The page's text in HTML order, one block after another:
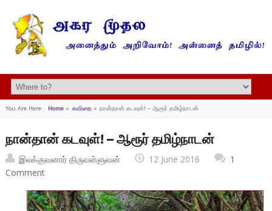
You Are Here : Home» கவிதை» நான்தான் கடவுள்! – ஆரூர் தமிழ்நாடன்
நான்தான் கடவுள்! – ஆரூர் தமிழ்நாடன்
இலக்குவனார் திருவள்ளுவன் 12 June 2016
1
Comment